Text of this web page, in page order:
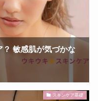
敏感肌が気づかな
スキンケア基礎